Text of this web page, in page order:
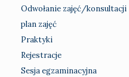
Odwołanie zajęć/konsultacji
plan zajęć
Praktyki
Rejestracje
Sesja egzaminacyjna